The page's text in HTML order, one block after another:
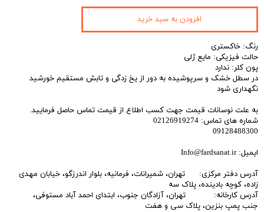
رنگ: خاکستری
حالت فیزیکی: مایع ژلی
پون کلر: ندارد
در سطل خشک و سرپوشیده به دور از یخ زدگی و تابش مستقیم خورشید
نگهداری شود
به علت نوسانات قیمت جهت کسب اطلاع از قیمت تماس حاصل فرمایید.
شماره های تماس: 02126919274
09128488300
ایمیل: Info@fardsanat.ir
آدرس دفتر مرکزی: تهران، شمیرانات، فرمانیه، بلوار اندرزگو، خیابان مهدی
زاده، کوچه بادینده، پلاک سه
آدرس کارخانه: تهران، آزادگان جنوب، ابتدای احمد آباد مستوفی،
جنب پمپ بنزین، پلاک سی و هفت
افزودن به سبد خرید